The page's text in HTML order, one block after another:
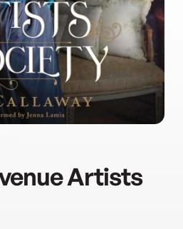
Artists